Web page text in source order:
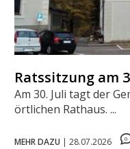
Ratssitzung am
Am 30. Juli tagt der
örtlichen Rathaus. ...
MEHR DAZU | 28.07.2026 0